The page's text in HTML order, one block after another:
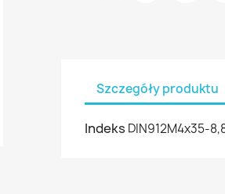
Szczegóły produktu
Indeks DIN912M4x35-